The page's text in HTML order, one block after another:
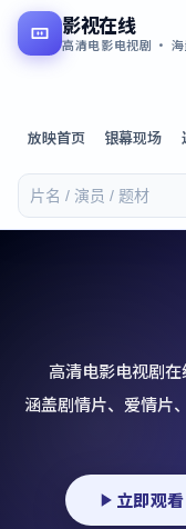
影视在线
高清电影电视剧 ·
放映首页 银幕现场
高清电影电视剧
涵盖剧情片、爱情片
立即观看